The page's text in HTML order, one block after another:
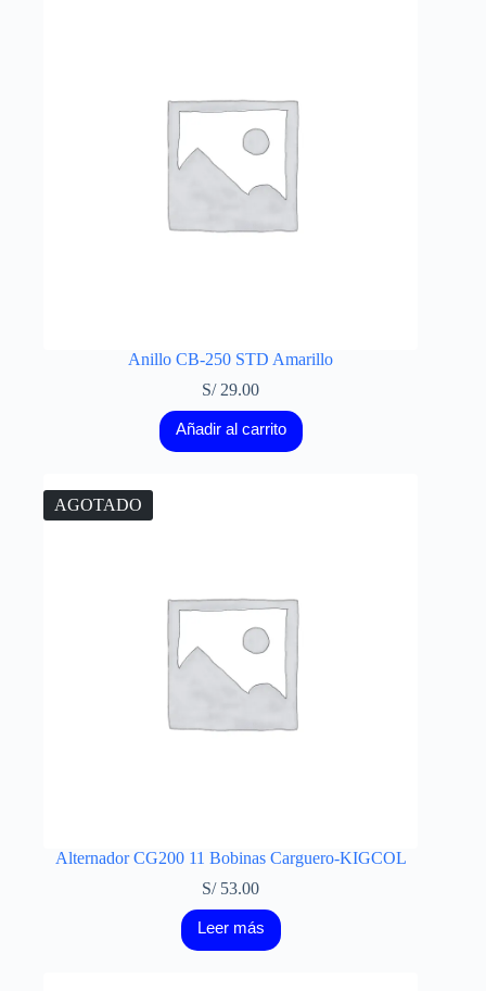
Anillo CB-250 STD Amarillo
S/29.00
Añadir al carrito
AGOTADO
Alternador CG200 11 Bobinas Carguero-KIGCOL
S/53.00
Leer más